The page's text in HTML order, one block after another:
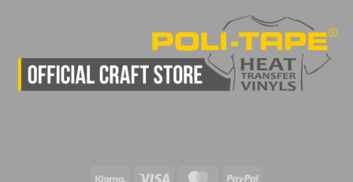
Klarna Visa MasterCardPayPal